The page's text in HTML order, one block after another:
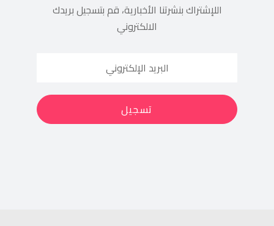
اللإشتراك بنشرتنا الأخبارية، قم بتسجيل بريدك
الالكتروني